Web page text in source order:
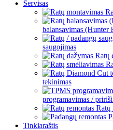
Servisas
balansavimas (Hunter
saugojimas
Ratų
tekinimas
programavimas /
Ratų
Tinklaraštis